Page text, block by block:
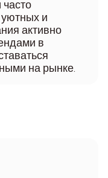
часто
и
активно
в
на рынке.